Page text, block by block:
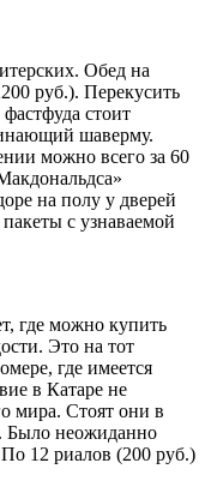
Обед на
руб.). Перекусить
стоит
шаверму.
можно всего за 60
на полу у дверей
с узнаваемой
где можно купить
Это на тот
где имеется
в Катаре не
мира. Стоят они в
Было неожиданно
12 риалов (200 руб.)